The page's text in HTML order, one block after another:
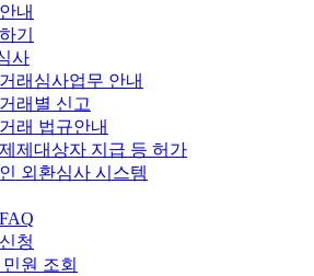
내
기
사
래심사업무 안내
래별 신고
래 법규안내
제대상자 지급 등 허가
외환심사 시스템
청
원 조회